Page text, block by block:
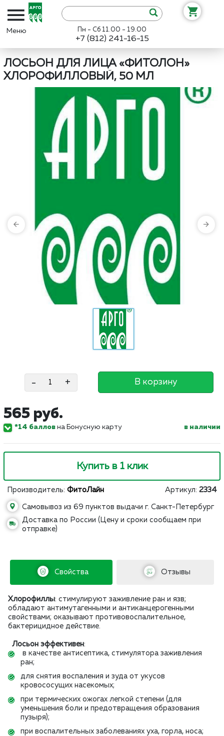
Пн - Сб 11.00 - 19.00
+7 (812) 241-16-15
ЛОСЬОН ДЛЯ ЛИЦА «ФИТОЛОН»
ХЛОРОФИЛЛОВЫЙ, 50 МЛ
- + В корзину
565 руб.
*14 баллов на Бонусную карту в наличии
Купить в 1 клик
Производитель: ФитоЛайн Артикул: 2334
Самовывоз из 69 пунктов выдачи г. Санкт-Петербург
Доставка по России (Цену и сроки сообщаем при
отправке)
Свойства Отзывы
Хлорофиллы: стимулируют заживление ран и язв;
обладают антимутагенными и антиканцерогенными
свойствами; оказывают противовоспалительное,
бактерицидное действие.
Лосьон эффективен:
в качестве антисептика, стимулятора заживления
ран;
для снятия воспаления и зуда от укусов
кровососущих насекомых;
при термических ожогах легкой степени (для
уменьшения боли и предотвращения образования
пузыря);
при воспалительных заболеваниях уха, горла, носа;